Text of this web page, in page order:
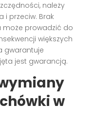
należy
i przeciw. Brak
prowadzić do
większych
gwarantuje
jest gwarancją.
w